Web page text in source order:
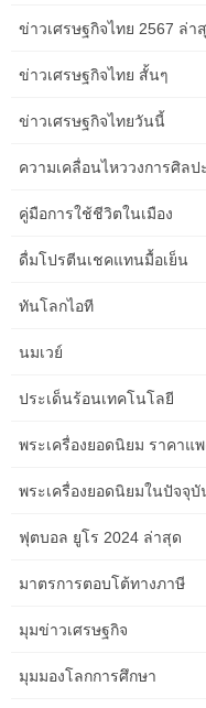
Beginner-Friendly
Clinics in Melbourne
the raw beauty of nature
especially healthcare
Smarter Strategies
Content: A Guide
Event Organisers in the
appreciate the simple
salty tang from Middleton
Travel Bloggers in
Aged Care Service
my heart beats for the
ข่าวเศรษฐกิจไทย 2567 ล่า
ข่าวเศรษฐกิจไทย สั้นๆ
ข่าวเศรษฐกิจไทยวันนี้
ความเคลื่อนไหววงการศิลป
คู่มือการใช้ชีวิตในเมือง
ดื่มโปรตีนเชคแทนมื้อเย็น
ทันโลกไอที
นมเวย์
ประเด็นร้อนเทคโนโลยี
พระเครื่องยอดนิยม ราคาแพ
พระเครื่องยอดนิยมในปัจจุบั
ฟุตบอล ยูโร 2024 ล่าสุด
มาตรการตอบโต้ทางภาษี
มุมข่าวเศรษฐกิจ
มุมมองโลกการศึกษา